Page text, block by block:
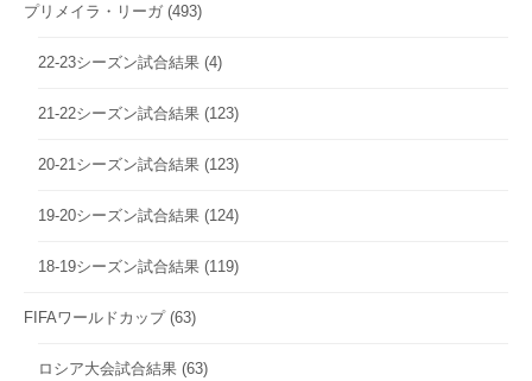
プリメイラ・リーガ (493)
22-23シーズン試合結果 (4)
21-22シーズン試合結果 (123)
20-21シーズン試合結果 (123)
19-20シーズン試合結果 (124)
18-19シーズン試合結果 (119)
FIFAワールドカップ(63)
ロシア大会試合結果 (63)